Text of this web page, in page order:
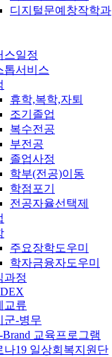
디지털문예창작학과
스일정
톱서비스
휴학,복학,자퇴
조기졸업
복수전공
부전공
졸업사정
학부(전공)이동
학점포기
전공자율선택제
주요장학도우미
학자금융자도우미
과정
교류
군-병무
Brand 교육프로그램
나19 일상회복지원단